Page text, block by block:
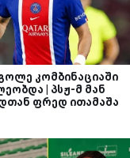
კომბინაციაში
| პსჟ-მ მან
ფრედ ითამაშა